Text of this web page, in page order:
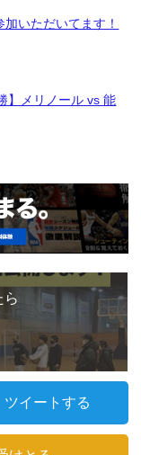
加いただいてます！
】メリノール vs 能
ら
ツイートする